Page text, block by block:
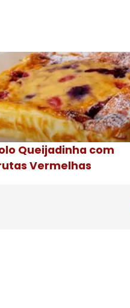
Queijadinha com
Vermelhas